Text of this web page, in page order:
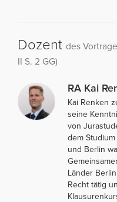
Dozent des
II S. 2 GG)
RA Kai
Kai Renken
seine
von
dem
und Berlin
Länder
Recht tätig